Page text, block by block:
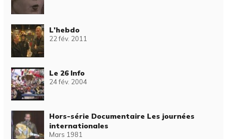
L'hebdo
22 fév. 2011
Le 26 Info
24 fév. 2004
Hors-série Documentaire Les journées
internationales
Mars 1981